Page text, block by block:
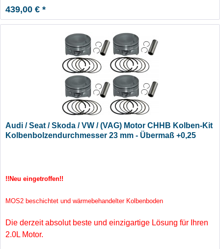
439,00 € *
Audi / Seat / Skoda / VW / (VAG) Motor CHHB Kolben-Kit
Kolbenbolzendurchmesser 23 mm - Übermaß +0,25
!!Neu eingetroffen!!
MOS2 beschichtet und wärmebehandelter Kolbenboden
Die derzeit absolut beste und einzigartige Lösung für Ihren
2.0L Motor.